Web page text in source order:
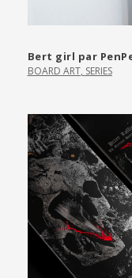
Bert girl par
BOARD ART, SERIES